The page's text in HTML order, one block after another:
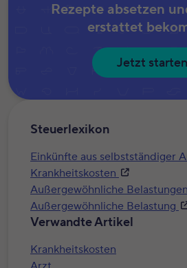
Rezepte absetzen
erstattet
Jetzt
Steuerlexikon
Einkünfte aus selbstständiger
Krankheitskosten
Außergewöhnliche Belastungen
Außergewöhnliche Belastung
Verwandte Artikel
Krankheitskosten